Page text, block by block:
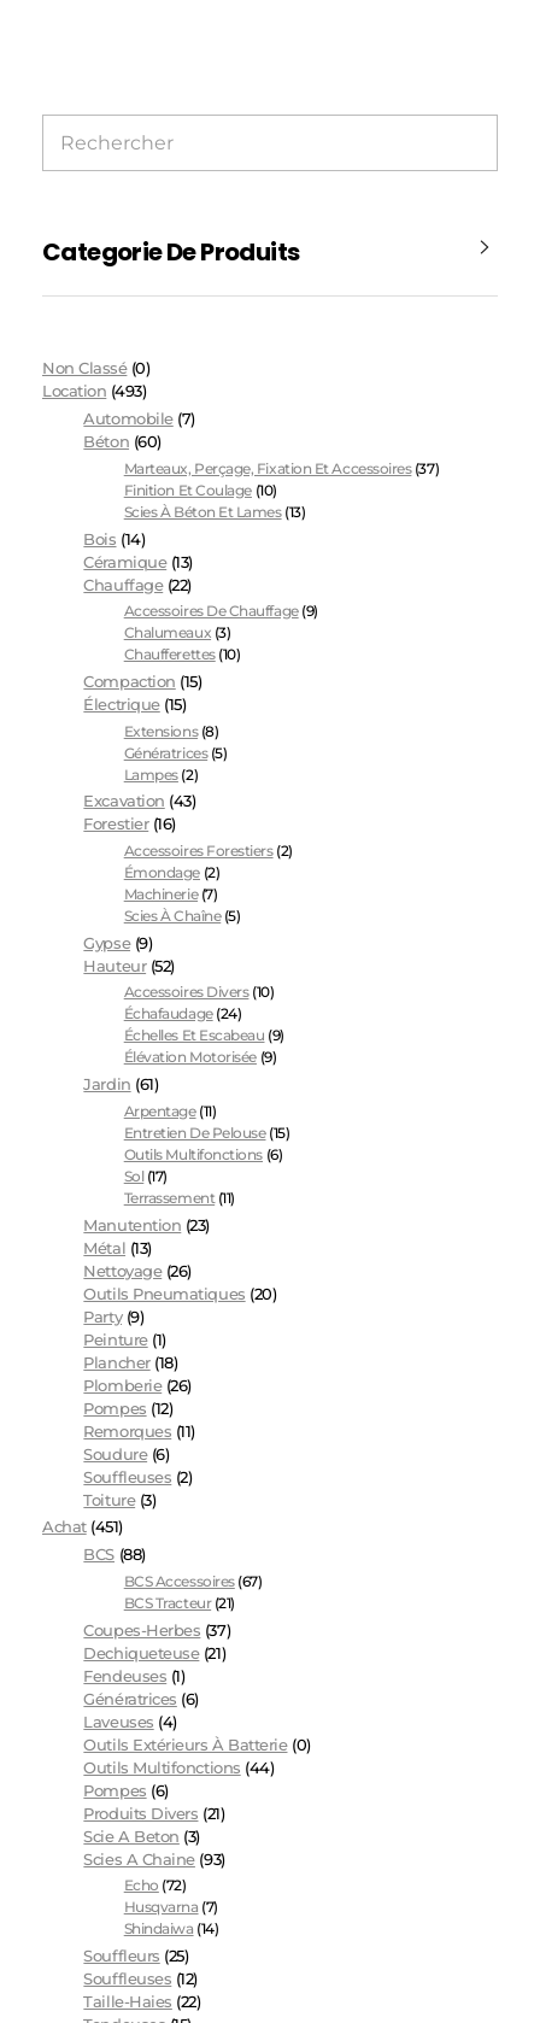
Categorie De Produits
Non Classé (0)
Location (493)
Automobile (7)
Béton (60)
Marteaux, Perçage, Fixation Et Accessoires (37)
Finition Et Coulage (10)
Scies À Béton Et Lames (13)
Bois (14)
Céramique (13)
Chauffage (22)
Accessoires De Chauffage (9)
Chalumeaux (3)
Chaufferettes (10)
Compaction (15)
Électrique (15)
Extensions (8)
Génératrices (5)
Lampes (2)
Excavation (43)
Forestier (16)
Accessoires Forestiers (2)
Émondage (2)
Machinerie (7)
Scies À Chaîne (5)
Gypse (9)
Hauteur (52)
Accessoires Divers (10)
Échafaudage (24)
Échelles Et Escabeau (9)
Élévation Motorisée (9)
Jardin (61)
Arpentage (11)
Entretien De Pelouse (15)
Outils Multifonctions (6)
Sol (17)
Terrassement (11)
Manutention (23)
Métal (13)
Nettoyage (26)
Outils Pneumatiques (20)
Party (9)
Peinture (1)
Plancher (18)
Plomberie (26)
Pompes (12)
Remorques (11)
Soudure (6)
Souffleuses (2)
Toiture (3)
Achat (451)
BCS (88)
BCS Accessoires (67)
BCS Tracteur (21)
Coupes-Herbes (37)
Dechiqueteuse (21)
Fendeuses (1)
Génératrices (6)
Laveuses (4)
Outils Extérieurs À Batterie (0)
Outils Multifonctions (44)
Pompes (6)
Produits Divers (21)
Scie A Beton (3)
Scies A Chaine (93)
Echo (72)
Husqvarna (7)
Shindaiwa (14)
Souffleurs (25)
Souffleuses (12)
Taille-Haies (22)